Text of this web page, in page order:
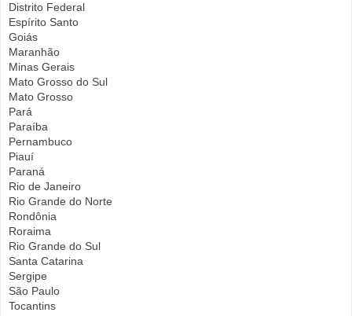
Distrito Federal
Espírito Santo
Goiás
Maranhão
Minas Gerais
Mato Grosso do Sul
Mato Grosso
Pará
Paraíba
Pernambuco
Piauí
Paraná
Rio de Janeiro
Rio Grande do Norte
Rondônia
Roraima
Rio Grande do Sul
Santa Catarina
Sergipe
São Paulo
Tocantins